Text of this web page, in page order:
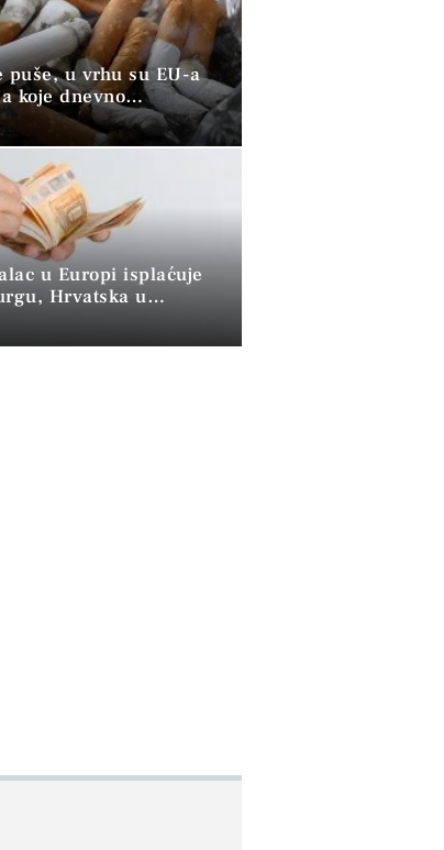
puše, u vrhu su EU-a
koje dnevno
u Europi isplaćuje
Hrvatska u